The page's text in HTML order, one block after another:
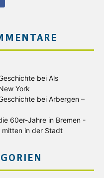
bei Als
York
bei Arbergen –
60er-Jahre in Bremen -
mitten in der Stadt